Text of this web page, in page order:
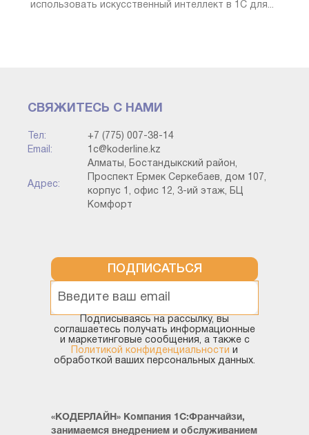
Бұл өрістерде біз құжаттың баспа түрінде
Біз құжаттың баспа формасын қалыптастырамыз
алу: бухгалтерлік есеп 3.0
использовать искусственный интеллект в 1С для...
СВЯЖИТЕСЬ С НАМИ
Тел:
+7 (775) 007-38-14
Email:
1c@koderline.kz
Адрес:
Алматы, Бостандыкский район,
Проспект Ермек Серкебаев, дом 107,
корпус 1, офис 12, 3-ий этаж, БЦ
Комфорт
ПОДПИСАТЬСЯ
Подписываясь на рассылку, вы
соглашаетесь получать информационные
и маркетинговые сообщения, а также с
Политикой конфиденциальности и
обработкой ваших персональных данных.
«КОДЕРЛАЙН» Компания 1С:Франчайзи,
занимаемся внедрением и обслуживанием